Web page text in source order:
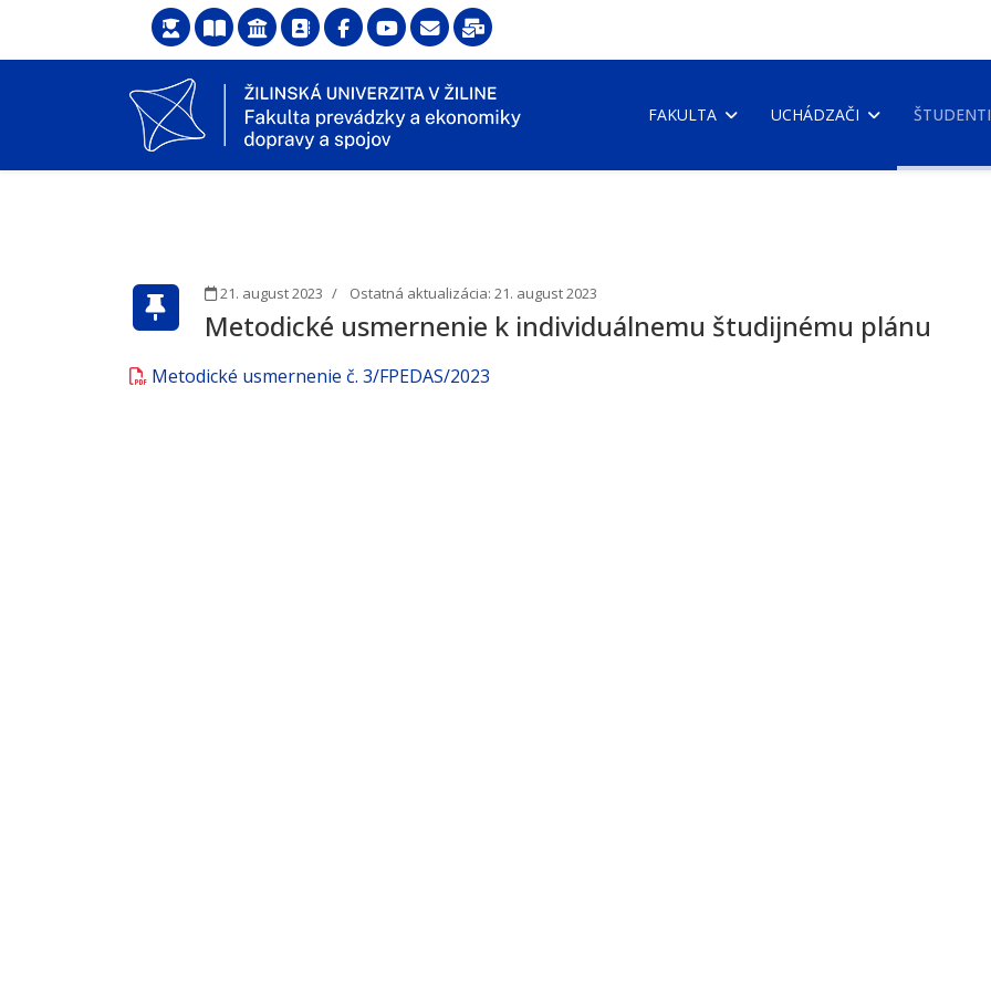
FAKULTA UCHÁDZAČI ŠTUDENTI
21. august 2023 Ostatná aktualizácia: 21. august 2023
Metodické usmernenie k individuálnemu študijnému plánu
Metodické usmernenie č. 3/FPEDAS/2023